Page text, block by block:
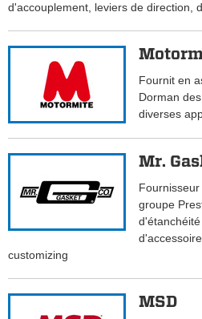
d'accouplement, leviers de direction,
Fournit en
Dorman
diverses
Mr.
groupe
customizing
MSD